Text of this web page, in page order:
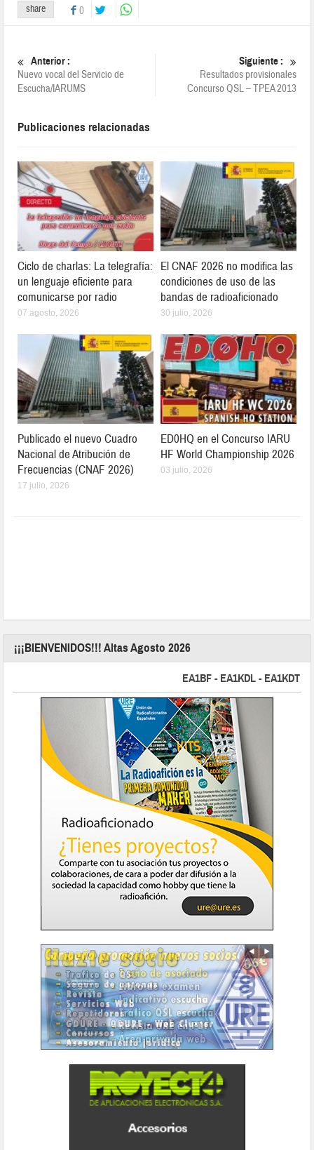
share 0
Anterior :
Nuevo vocal del Servicio de
Escucha/IARUMS
Siguiente :
Resultados provisionales
Concurso QSL – TPEA 2013
Publicaciones relacionadas
Ciclo de charlas: La telegrafía:
un lenguaje eficiente para
comunicarse por radio
07 agosto, 2026
El CNAF 2026 no modifica las
condiciones de uso de las
bandas de radioaficionado
30 julio, 2026
Publicado el nuevo Cuadro
Nacional de Atribución de
Frecuencias (CNAF 2026)
17 julio, 2026
ED0HQ en el Concurso IARU
HF World Championship 2026
03 julio, 2026
¡¡¡BIENVENIDOS!!! Altas Agosto 2026
EA1BF - EA1KDL - EA1KDT -